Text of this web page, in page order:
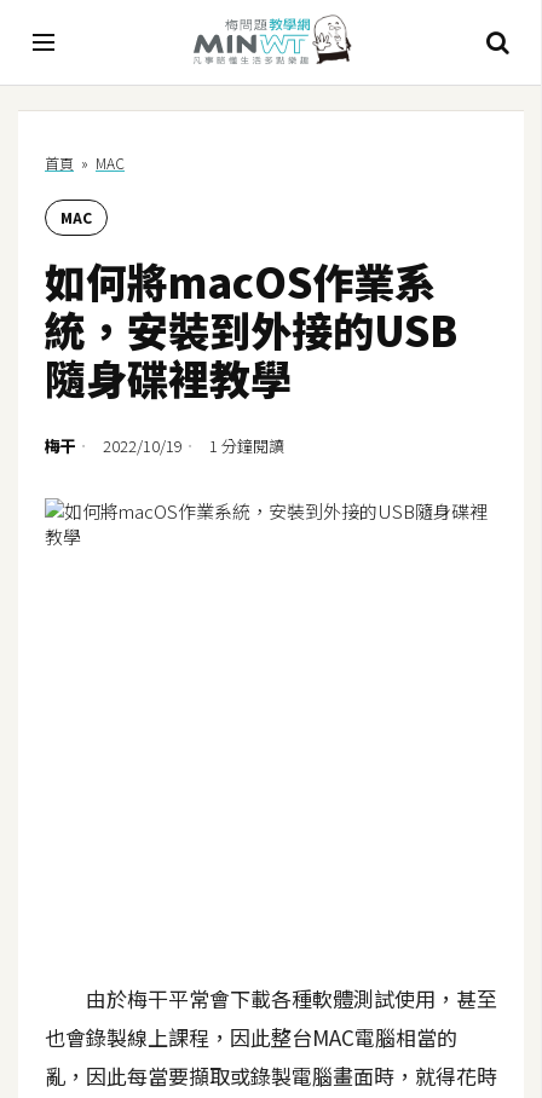
I
A
工
具
C
h
t
P
T
影
片
首頁 » MAC
MAC
如何將macOS作業系
統，安裝到外接的USB
隨身碟裡教學
梅干 2022/10/19 1 分鐘閱讀
由於梅干平常會下載各種軟體測試使用，甚至
也會錄製線上課程，因此整台MAC電腦相當的
亂，因此每當要擷取或錄製電腦畫面時，就得花時